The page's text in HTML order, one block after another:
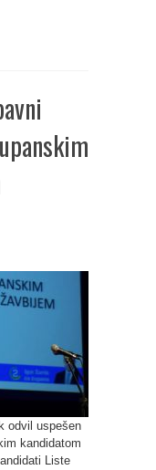
odvil uspešen
kandidatom
Liste